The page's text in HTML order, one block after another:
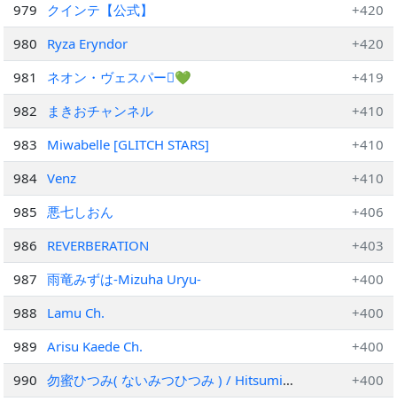
979
クインテ【公式】
+420
980
Ryza Eryndor
+420
981
ネオン・ヴェスパー🫟💚
+419
982
まきおチャンネル
+410
983
Miwabelle [GLITCH STARS]
+410
984 Venz
+410
985
悪七しおん
+406
986
REVERBERATION
+403
987
雨竜みずは-Mizuha Uryu-
+400
988
Lamu Ch.
+400
989
Arisu Kaede Ch.
+400
990
勿蜜ひつみ( ないみつひつみ ) / Hitsumi
Naimitsu
+400